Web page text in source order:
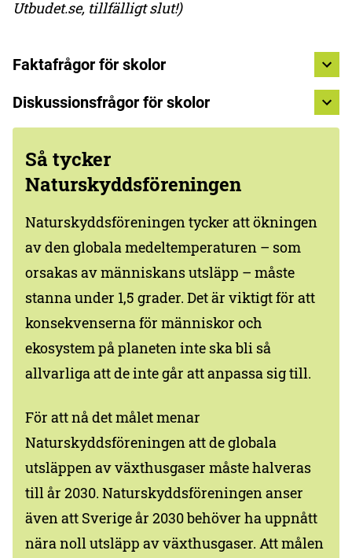
Utbudet.se, tillfälligt slut!)
Faktafrågor för skolor
Diskussionsfrågor för skolor
Så tycker
Naturskyddsföreningen
Naturskyddsföreningen tycker att ökningen
av den globala medeltemperaturen – som
orsakas av människans utsläpp – måste
stanna under 1,5 grader. Det är viktigt för att
konsekvenserna för människor och
ekosystem på planeten inte ska bli så
allvarliga att de inte går att anpassa sig till.
För att nå det målet menar
Naturskyddsföreningen att de globala
utsläppen av växthusgaser måste halveras
till år 2030. Naturskyddsföreningen anser
även att Sverige år 2030 behöver ha uppnått
nära noll utsläpp av växthusgaser. Att målen